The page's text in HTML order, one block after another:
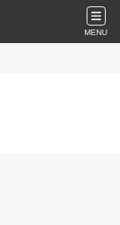
MENU